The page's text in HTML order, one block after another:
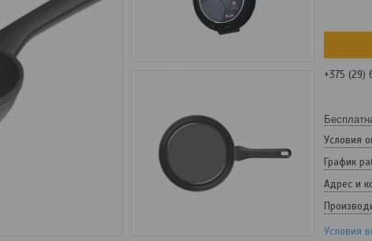
+375 (29)
Условия
График
Адрес и